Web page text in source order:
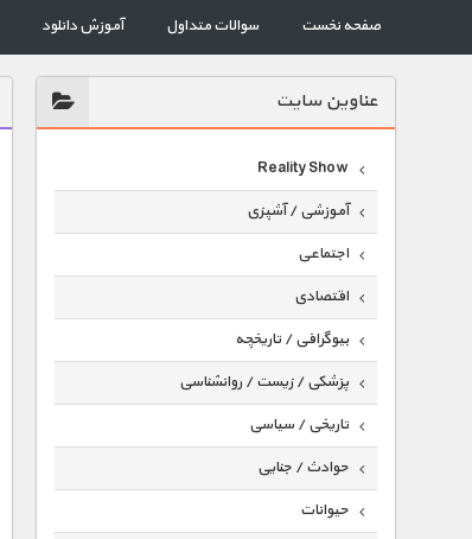
صفحه نخست سوالات متداول آموزش دانلود
عناوين سايت
Reality Show
آموزشی / آشپزی
اجتماعی
اقتصادی
بیوگرافی / تاریخچه
پزشکی / زیست / روانشناسی
تاریخی / سیاسی
حوادث / جنایی
حیوانات